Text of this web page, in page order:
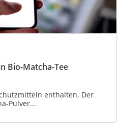
Bio-Matcha-Tee
enthalten. Der
Pulver...